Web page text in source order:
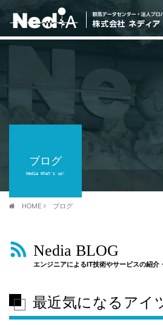
ブログ
Nedia What's up!
HOME ブログ
Nedia BLOG
エンジニアによるIT技術やサービスの紹介
最近気になるアイ